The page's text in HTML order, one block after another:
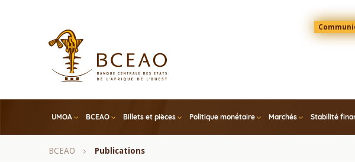
Menu
Top
UMOA BCEAO Billets et pièces Politique monétaire Marchés Stabilité
Fil
BCEAO Publications